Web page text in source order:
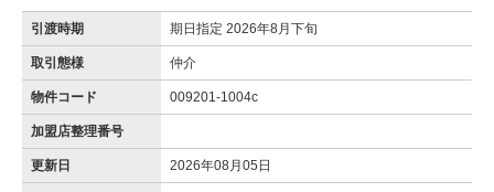
引渡時期 期日指定 2026年8月下旬
取引態様 仲介
物件コード 009201-1004c
加盟店整理番号
更新日 2026年08月05日